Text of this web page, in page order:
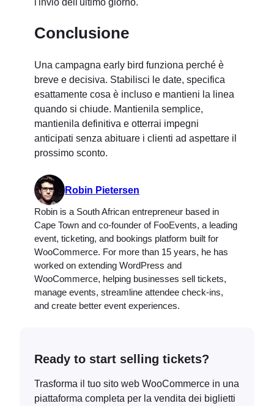
Conclusione
Una campagna early bird funziona perché è
breve e decisiva. Stabilisci le date, specifica
esattamente cosa è incluso e mantieni la linea
quando si chiude. Mantienila semplice,
mantienila definitiva e otterrai impegni
anticipati senza abituare i clienti ad aspettare il
prossimo sconto.
Robin Pietersen
Robin is a South African entrepreneur based in
Cape Town and co-founder of FooEvents, a leading
event, ticketing, and bookings platform built for
WooCommerce. For more than 15 years, he has
worked on extending WordPress and
WooCommerce, helping businesses sell tickets,
manage events, streamline attendee check-ins,
and create better event experiences.
Ready to start selling tickets?
Trasforma il tuo sito web WooCommerce in una
piattaforma completa per la vendita dei biglietti